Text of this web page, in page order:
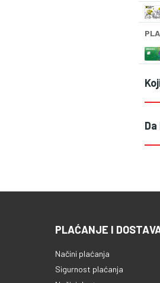
PLAĆANJE I
Načini plaćanja
Sigurnost plaćanja